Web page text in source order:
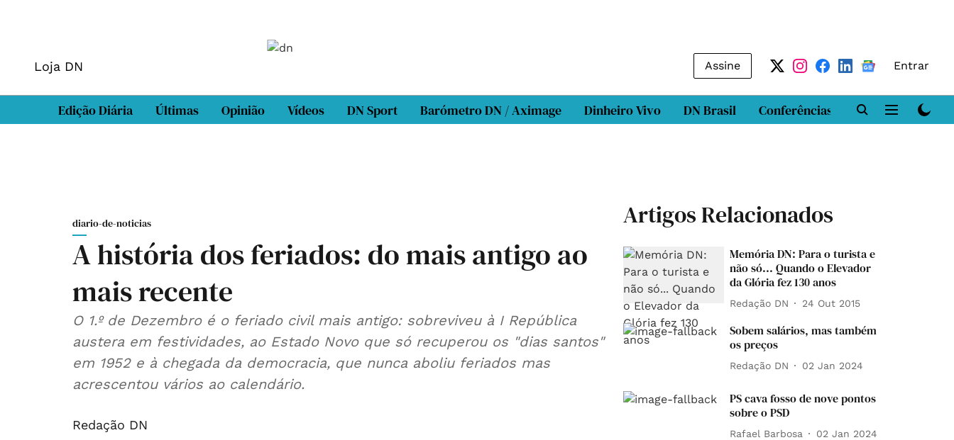
Loja DN Assine Entrar
Edição Diária Últimas Opinião Vídeos DN Sport Barómetro DN / Aximage Dinheiro Vivo DN Brasil Conferências DN LAB
diario-de-noticias
A história dos feriados: do mais antigo ao
mais recente
O 1.º de Dezembro é o feriado civil mais antigo: sobreviveu à I República
austera em festividades, ao Estado Novo que só recuperou os "dias santos"
em 1952 e à chegada da democracia, que nunca aboliu feriados mas
acrescentou vários ao calendário.
Redação DN
Artigos Relacionados
Memória DN: Para o turista e
não só... Quando o Elevador
da Glória fez 130 anos
Redação DN 24 Out 2015
Sobem salários, mas também
os preços
Redação DN 02 Jan 2024
PS cava fosso de nove pontos
sobre o PSD
Rafael Barbosa 02 Jan 2024